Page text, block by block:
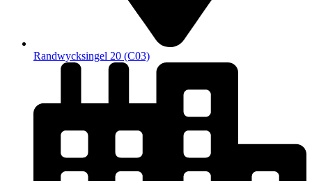
Randwycksingel 20 (C03)